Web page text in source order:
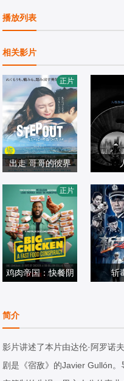
播放列表
相关影片
出走 哥哥的彼界
又吉伶音,伊波れ
いり,松田流花,津
波竜斗,内田树,盧
礼欧,玉城敦子,城
间やよい,津嘉山
剧情片
2025/日本
正片
达华,李
宁,唐鑫
剧情片
2022/
鸡肉帝国：快餐阴
剧情片
2026/英国
正片
斩
超,石兆
邵峰,纵
棋,池
2026/
简介
影片讲述了本片由达伦·阿罗诺
剧是《宿敌》的Javier Gullón